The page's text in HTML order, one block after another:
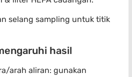
selang sampling untuk titik
hasil
arah aliran: gunakan